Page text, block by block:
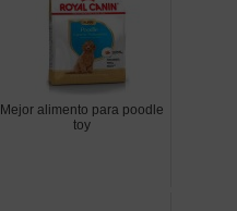
Mejor alimento para poodle
toy